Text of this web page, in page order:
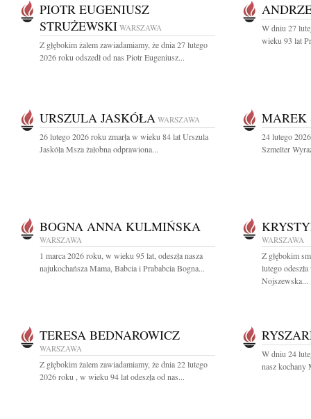
PIOTR EUGENIUSZ
STRUŻEWSKI WARSZAWA
Z głębokim żalem zawiadamiamy, że dnia 27 lutego
2026 roku odszedł od nas Piotr Eugeniusz...
W dniu 27
wieku 93 lat
URSZULA JASKÓŁA WARSZAWA
26 lutego 2026 roku zmarła w wieku 84 lat Urszula
Jaskóła Msza żałobna odprawiona...
MAREK
24 lutego
Szmelter
BOGNA ANNA KULMIŃSKA
WARSZAWA
1 marca 2026 roku, w wieku 95 lat, odeszła nasza
najukochańsza Mama, Babcia i Prababcia Bogna...
WARSZAWA
Z głębokim
lutego
Nojszewska...
TERESA BEDNAROWICZ
WARSZAWA
Z głębokim żalem zawiadamiamy, że dnia 22 lutego
2026 roku , w wieku 94 lat odeszła od nas...
W dniu 24
nasz kochany